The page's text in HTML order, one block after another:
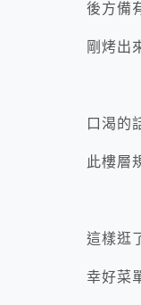
後方備
剛烤出
口渴的
此樓層
這樣逛
幸好菜